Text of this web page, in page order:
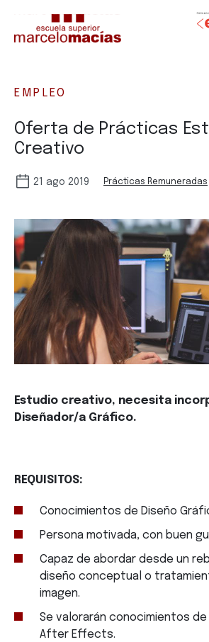
EMPLEO
Oferta de Prácticas
Creativo
21 ago 2019 Prácticas Remuneradas
Estudio creativo, necesita
Diseñador/a Gráfico.
REQUISITOS:
Conocimientos de Diseño
Persona motivada, con buen
Capaz de abordar desde un
diseño conceptual o
imagen.
Se valorarán conocimientos de
After Effects.